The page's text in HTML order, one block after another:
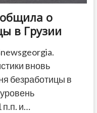
о
в Грузии
вновь
безработицы в
п.п. и…